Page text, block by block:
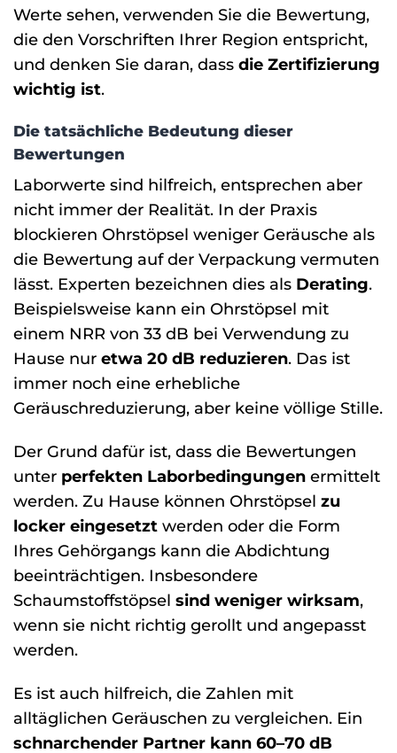
Werte sehen, verwenden Sie die Bewertung,
die den Vorschriften Ihrer Region entspricht,
und denken Sie daran, dass die Zertifizierung
wichtig ist.
Die tatsächliche Bedeutung dieser
Bewertungen
Laborwerte sind hilfreich, entsprechen aber
nicht immer der Realität. In der Praxis
blockieren Ohrstöpsel weniger Geräusche als
die Bewertung auf der Verpackung vermuten
lässt. Experten bezeichnen dies als Derating.
Beispielsweise kann ein Ohrstöpsel mit
einem NRR von 33 dB bei Verwendung zu
Hause nur etwa 20 dB reduzieren. Das ist
immer noch eine erhebliche
Geräuschreduzierung, aber keine völlige Stille.
Der Grund dafür ist, dass die Bewertungen
unter perfekten Laborbedingungen ermittelt
werden. Zu Hause können Ohrstöpsel zu
locker eingesetzt werden oder die Form
Ihres Gehörgangs kann die Abdichtung
beeinträchtigen. Insbesondere
Schaumstoffstöpsel sind weniger wirksam,
wenn sie nicht richtig gerollt und angepasst
werden.
Es ist auch hilfreich, die Zahlen mit
alltäglichen Geräuschen zu vergleichen. Ein
schnarchender Partner kann 60–70 dB